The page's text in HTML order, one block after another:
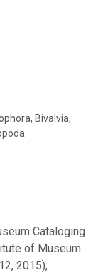
Bivalvia,
Cataloging
of Museum
2015),